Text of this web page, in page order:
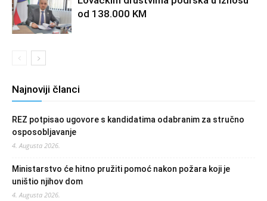
od 138.000 KM
Najnoviji članci
REZ potpisao ugovore s kandidatima odabranim za stručno
osposobljavanje
4. Augusta 2026.
Ministarstvo će hitno pružiti pomoć nakon požara koji je
uništio njihov dom
4. Augusta 2026.